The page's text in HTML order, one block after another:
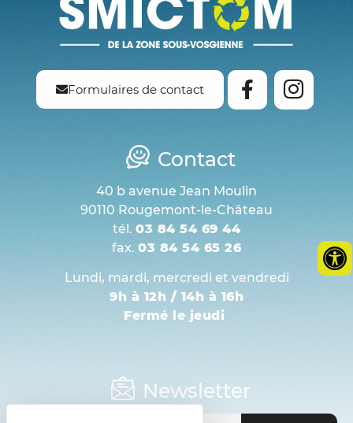
Formulaires de contact
Contact
40 b avenue Jean Moulin
90110 Rougemont-le-Château
tél. 03 84 54 69 44
fax. 03 84 54 65 26
Lundi, mardi, mercredi et vendredi
9h à 12h / 14h à 16h
Fermé le jeudi
Newsletter